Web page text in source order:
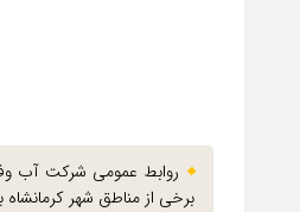
برخی از مناطق شهر